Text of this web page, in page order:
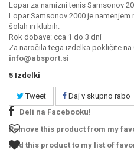
Lopar za namizni tenis Samsonov
Lopar Samsonov 2000 je
šolah in klubih.
Rok dobave: cca 1 do 3 dni
Za naročila tega izdelka pokličite na
info@absport.si
5 Izdelki
Tweet Daj v skupno rabo
Deli na Facebooku!
Remove this product from my
Add this product to my list of